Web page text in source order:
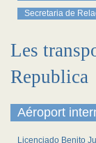
Secretaria de
Les
Republica
Aéroport
Licenciado Benito